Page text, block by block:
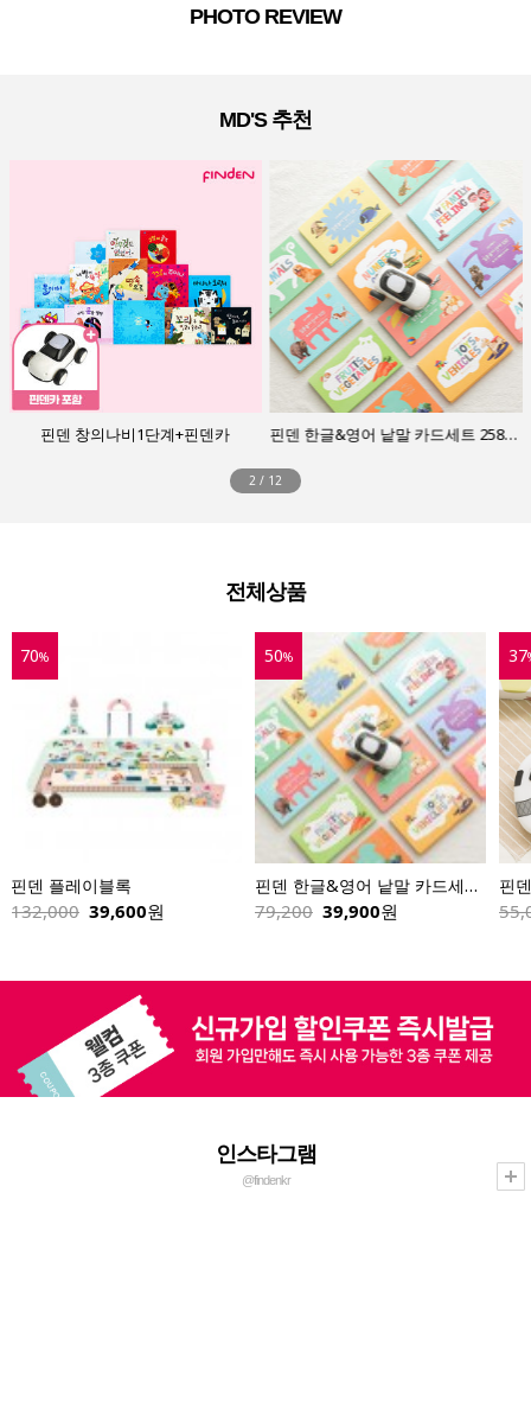
PHOTO REVIEW
MD'S 추천
핀덴 창의나비1단계+핀덴카 핀덴 한글&영어 낱말 카드세트 258장(핀덴카 제외)
2 / 12
전체상품
70%
핀덴 플레이블록
132,000 39,600원
50%
핀덴 한글&영어 낱말 카드세트 258장(핀덴카 제외)
79,200 39,900원
37
핀
인스타그램
@findenkr